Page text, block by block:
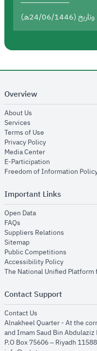
Overview
About Us
Services
Terms of Use
Privacy Policyopens in new
Media Centeropens in new
E-Participation
Freedom of Information
Important Links
Open Dataopens in new window
FAQs
Suppliers Relations
Sitemapopens in new window
Public Competitions
Accessibility Policyopens in
The National Unified
Contact Support
Contact Us
Alnakheel Quarter - At the
and Imam Saud Bin Abdulaziz
P.O Box 75606 – Riyadh 11588